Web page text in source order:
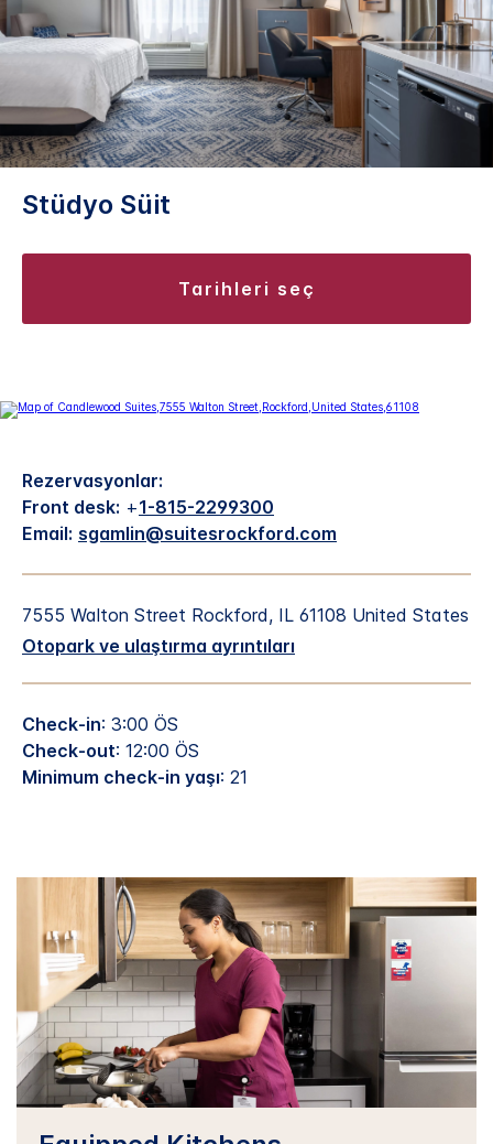
Stüdyo Süit
tarihleri seç
Rezervasyonlar:
Front desk: +1-815-2299300
Email: sgamlin@suitesrockford.com
7555 Walton Street Rockford, IL 61108 United States
Otopark ve ulaştırma ayrıntıları
Check-in: 3:00 ÖS
Check-out: 12:00 ÖS
Minimum check-in yaşı: 21